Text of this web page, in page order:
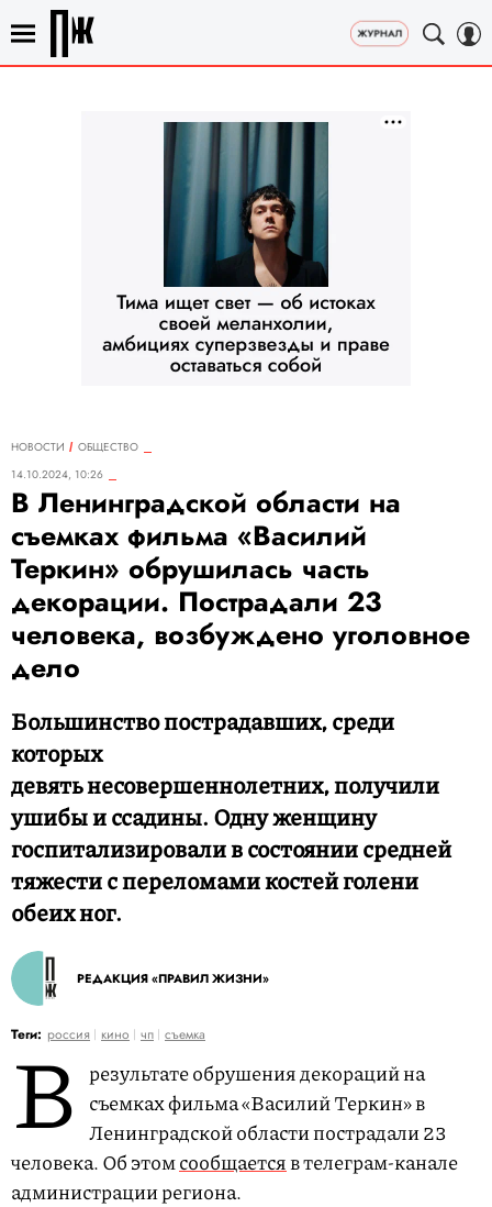
НОВОСТИ
ОБЩЕСТВО
14.10.2024, 10:26
В Ленинградской области на
съемках фильма «Василий
Теркин» обрушилась часть
декорации. Пострадали 23
человека, возбуждено уголовное
дело
Большинство пострадавших, среди
которых
девять несовершеннолетних, получили
ушибы и ссадины. Одну женщину
госпитализировали в состоянии средней
тяжести с переломами костей голени
обеих ног.
РЕДАКЦИЯ «ПРАВИЛ ЖИЗНИ»
Теги: россия кино чп съемка
В
результате обрушения декораций на
съемках фильма «Василий Теркин» в
Ленинградской области пострадали 23
человека. Об этомсообщаетсяв телеграм-канале
администрации региона.